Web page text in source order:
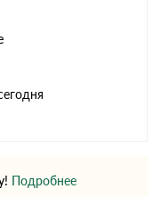
Подробнее